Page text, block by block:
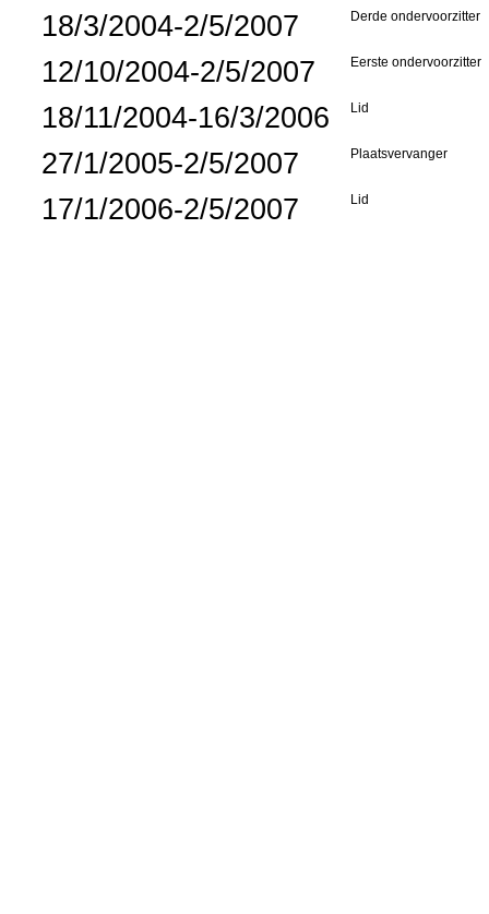
18/3/2004-2/5/2007 Derde ondervoorzitter
12/10/2004-2/5/2007 Eerste ondervoorzitter
18/11/2004-16/3/2006 Lid
27/1/2005-2/5/2007 Plaatsvervanger
17/1/2006-2/5/2007 Lid